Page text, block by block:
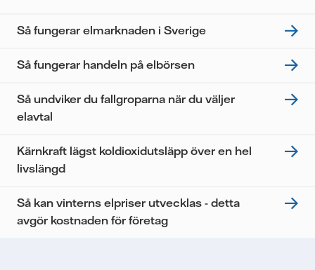
personuppgifter.
Jag samtycker till att Vattenfall behandlar mina
nyhetsbrevet.*
Så fungerar elmarknaden i Sverige
Så fungerar handeln på elbörsen
Så undviker du fallgroparna när du väljer
elavtal
Kärnkraft lägst koldioxidutsläpp över en hel
livslängd
Så kan vinterns elpriser utvecklas - detta
avgör kostnaden för företag